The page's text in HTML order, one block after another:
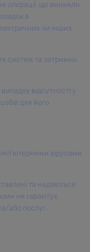
операції, що виникли
в
чи інших
систем та затримки,
відсутності у
для його
вірусами
та надаються
не гарантує
або послуг.